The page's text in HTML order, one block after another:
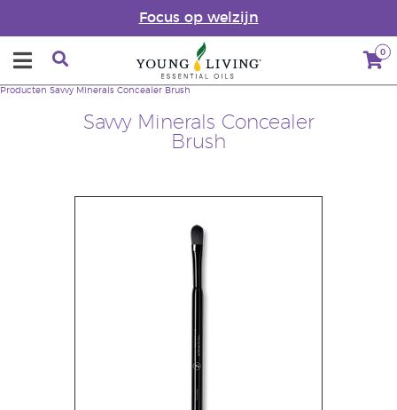
Focus op welzijn
0
Savvy Minerals Concealer
Brush
Producten Savvy Minerals Concealer Brush